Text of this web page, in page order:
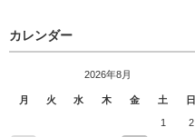
カレンダー
2026年8月
月 火 水 木 金 土 日
1 2